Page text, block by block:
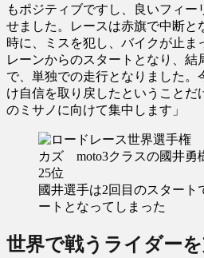
もポジティブですし、良いフィー
せました。レースは赤旗で中断と
時に、ミスを犯し、バイクが止ま
レーンからのスタートとなり、結
で、単独での走行となりました。
け自信を取り戻したということだ
のミサノに向けて集中します」
國井選手は2回目のスタート
ートとなってしまった
世界で戦うライダー